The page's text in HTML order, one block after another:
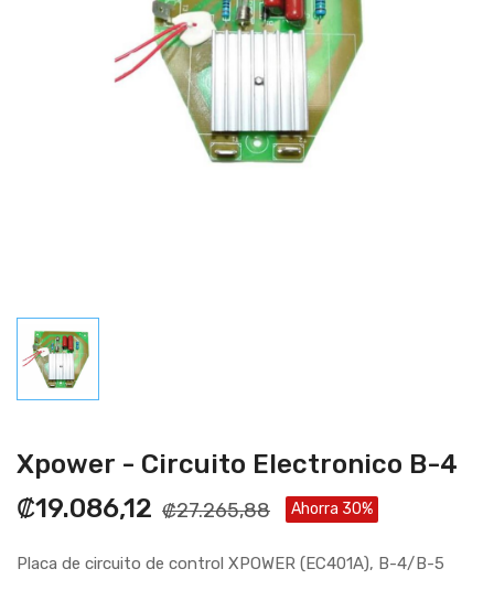
Xpower - Circuito Electronico B-4
₡19.086,12 ₡27.265,88 Ahorra 30%
Placa de circuito de control XPOWER (EC401A), B-4/B-5